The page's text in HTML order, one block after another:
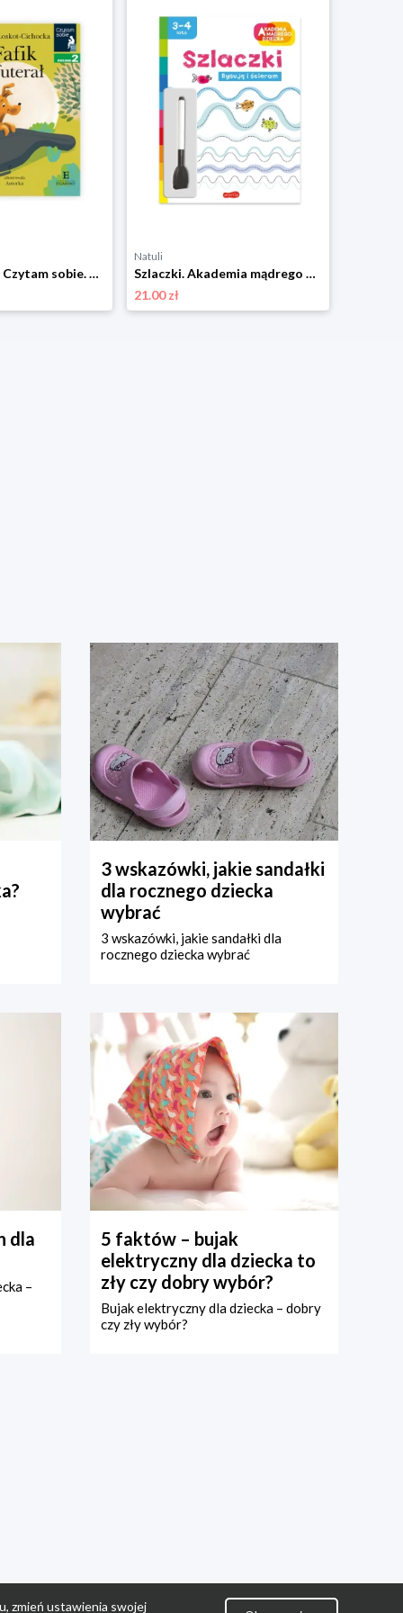
Fafik i futerał. Czytam sobie. Poziom 2 Harper colins / harper kids
Natuli
Szlaczki. Akademia mądrego dziecka. Rysuję i ścieram Harper colins / harper kids
21.00 zł
3 wskazówki, jakie sandałki
dla rocznego dziecka
wybrać
3 wskazówki, jakie sandałki dla
rocznego dziecka wybrać
dla
–
5 faktów – bujak
elektryczny dla dziecka to
zły czy dobry wybór?
Bujak elektryczny dla dziecka – dobry
czy zły wybór?
zmień ustawienia swojej